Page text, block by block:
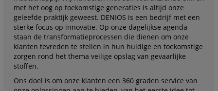
met het oog op toekomstige generaties is altijd onze
geleefde praktijk geweest. DENIOS is een bedrijf met een
sterke focus op innovatie. Op onze dagelijkse agenda
staan de transformatieprocessen die dienen om onze
klanten tevreden te stellen in hun huidige en toekomstige
zorgen rond het thema veilige opslag van gevaarlijke
stoffen.
Ons doel is om onze klanten een 360 graden service van